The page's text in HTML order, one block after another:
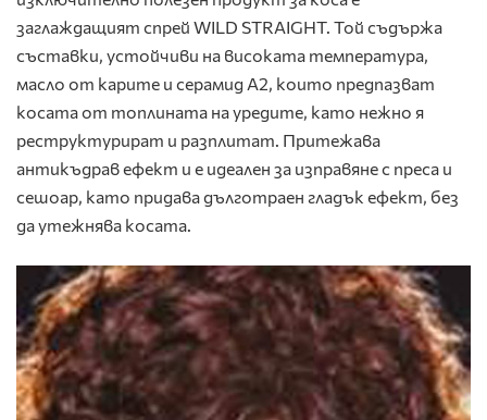
заглаждащият спрей WILD STRAIGHT. Той съдържа
съставки, устойчиви на високата температура,
масло от карите и серамид А2, които предпазват
косата от топлината на уредите, като нежно я
реструктурират и разплитат. Притежава
антикъдрав ефект и е идеален за изправяне с преса и
сешоар, като придава дълготраен гладък ефект, без
да утежнява косата.